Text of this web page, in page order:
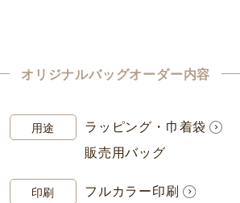
オリジナルバッグオーダー内容
用途
ラッピング・巾着袋
販売用バッグ
印刷 フルカラー印刷